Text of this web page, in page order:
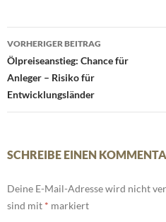
Beitrags-
Navigation
VORHERIGER BEITRAG
Ölpreiseanstieg: Chance für
Anleger – Risiko für
Entwicklungsländer
SCHREIBE EINEN
Deine E-Mail-Adresse wird nicht
sind mit * markiert